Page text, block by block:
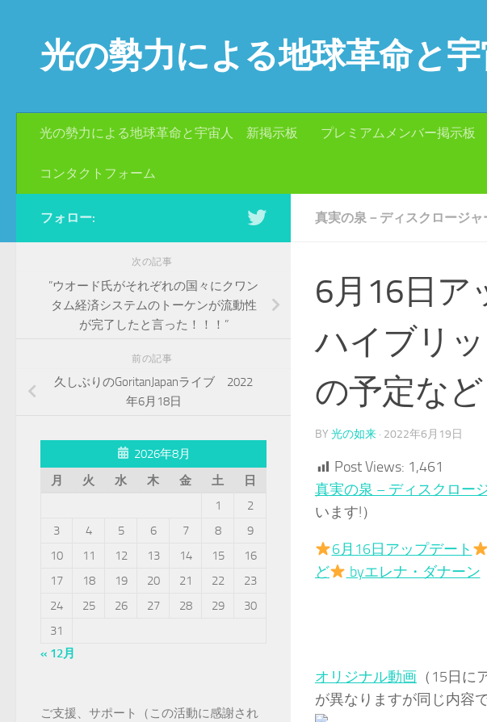
光の勢力による地球革命と
光の勢力による地球革命と宇宙人 新掲示板 プレミアムメンバー掲示板
コンタクトフォーム
真実の泉－ディスクロージャ
6月16日ア
ハイブリ
の予定な
BY 光の如来 · 2022年6月19日
Post Views: 1,461
真実の泉 – ディスクロー
います!）
6月16日アップデート
ど
byエレナ・ダナーン
オリジナル動画 （15日
が異なりますが同じ内容で
フォロー:
次の記事
”ウオード氏がそれぞれの国々にクワン
タム経済システムのトーケンが流動性
が完了したと言った！！！”
前の記事
久しぶりのGoritanJapanライブ 2022
年6月18日
2026年8月
月
火 水 木 金 土
日
1
2
3
4 5 6 7 8
9
10
11 12 13 14 15
16
17
18 19 20 21 22
23
24
25 26 27 28 29
30
31
« 12月
ご支援、サポート（この活動に感謝され